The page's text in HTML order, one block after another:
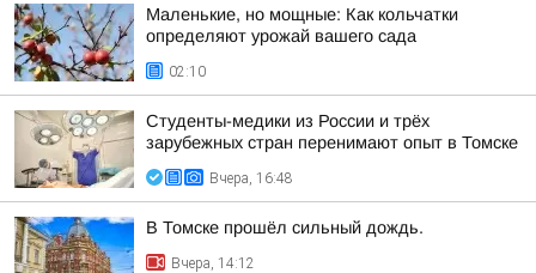
Маленькие, но мощные: Как кольчатки
определяют урожай вашего сада
02:10
Студенты-медики из России и трёх
зарубежных стран перенимают опыт в Томске
Вчера, 16:48
В Томске прошёл сильный дождь.
Вчера, 14:12